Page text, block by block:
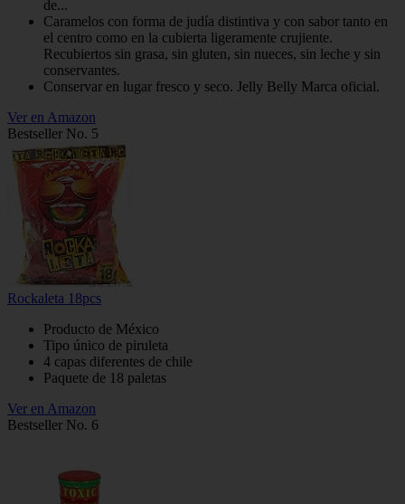
de...
Caramelos con forma de judía distintiva y con sabor tanto en
el centro como en la cubierta ligeramente crujiente.
Recubiertos sin grasa, sin gluten, sin nueces, sin leche y sin
conservantes.
Conservar en lugar fresco y seco. Jelly Belly Marca oficial.
Ver en Amazon
Bestseller No. 5
Rockaleta 18pcs
Producto de México
Tipo único de piruleta
4 capas diferentes de chile
Paquete de 18 paletas
Ver en Amazon
Bestseller No. 6